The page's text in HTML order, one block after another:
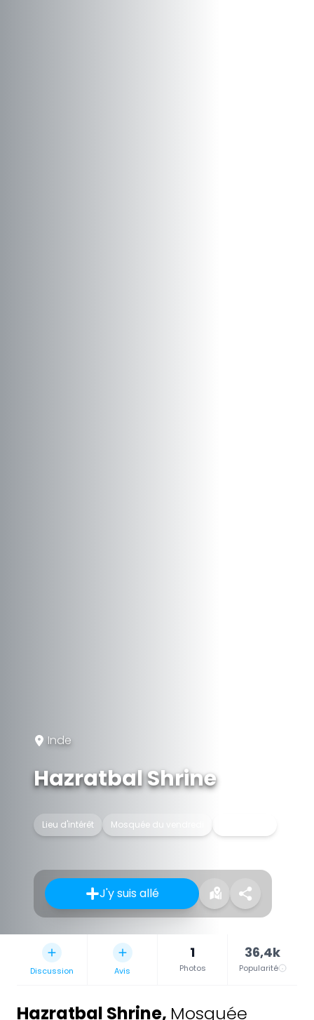
Inde
Hazratbal Shrine
Lieu d'intérêt Mosquée du vendredi
J'y suis allé
Discussion Avis
1
Photos
36,4k
Popularité
Hazratbal Shrine, Mosquée